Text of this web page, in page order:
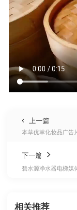
上一篇
本草优萃化妆品广告
下一篇
碧水源净水器电梯媒
相关推荐